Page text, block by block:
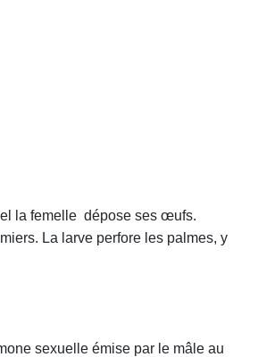
la femelle dépose ses œufs.
La larve perfore les palmes, y
sexuelle émise par le mâle au